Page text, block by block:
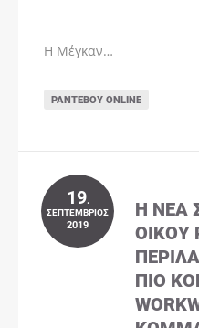
Η Μέγκαν…
ΡΑΝΤΕΒΟΎ ONLINE
19.
ΣΕΠΤΈΜΒΡΙΟΣ
2019
Η ΝΈΑ
ΟΊΚΟΥ
ΠΙΟ